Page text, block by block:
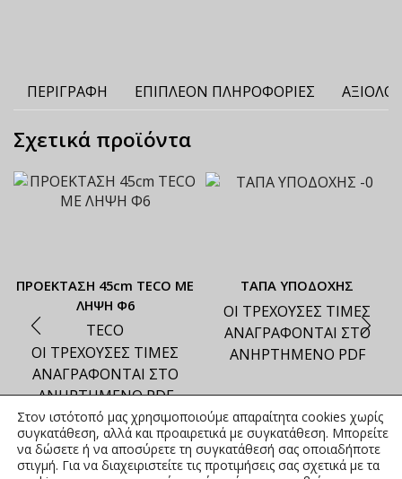
ΠΕΡΙΓΡΑΦΉ ΕΠΙΠΛΈΟΝ ΠΛΗΡΟΦΟΡΊΕΣ
Σχετικά προϊόντα
ΠΡΟΕΚΤΑΣΗ 45cm TECO ΜΕ
ΛΗΨΗ Φ6
TECO
ΟΙ ΤΡΕΧΟΥΣΕΣ ΤΙΜΕΣ
ΑΝΑΓΡΑΦΟΝΤΑΙ ΣΤΟ
ΑΝΗΡΤΗΜΕΝΟ PDF
ΤΑΠΑ ΥΠΟΔΟΧΗΣ
ΟΙ ΤΡΕΧΟΥΣΕΣ ΤΙΜΕΣ
ΑΝΑΓΡΑΦΟΝΤΑΙ ΣΤΟ
ΑΝΗΡΤΗΜΕΝΟ PDF
Στον ιστότοπό μας χρησιμοποιούμε απαραίτητα cookies χωρίς
συγκατάθεση, αλλά και προαιρετικά με συγκατάθεση. Μπορείτε
να δώσετε ή να αποσύρετε τη συγκατάθεσή σας οποιαδήποτε
στιγμή. Για να διαχειριστείτε τις προτιμήσεις σας σχετικά με τα